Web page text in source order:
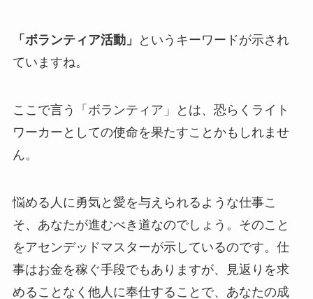
「ボランティア活動」
というキーワードが示され
ていますね。
ここで言う「ボランティア」とは、恐らくライト
ワーカーとしての使命を果たすことかもしれませ
ん。
悩める人に勇気と愛を与えられるような仕事こ
そ、あなたが進むべき道なのでしょう。そのこと
をアセンデッドマスターが示しているのです。仕
事はお金を稼ぐ手段でもありますが、見返りを求
めることなく他人に奉仕することで、あなたの成